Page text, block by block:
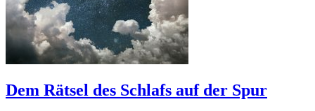
Dem Rätsel des Schlafs auf der Spur